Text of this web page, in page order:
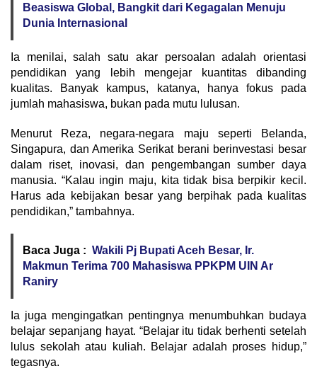
Beasiswa Global, Bangkit dari Kegagalan Menuju
Dunia Internasional
Ia menilai, salah satu akar persoalan adalah orientasi
pendidikan yang lebih mengejar kuantitas dibanding
kualitas. Banyak kampus, katanya, hanya fokus pada
jumlah mahasiswa, bukan pada mutu lulusan.
Menurut Reza, negara-negara maju seperti Belanda,
Singapura, dan Amerika Serikat berani berinvestasi besar
dalam riset, inovasi, dan pengembangan sumber daya
manusia. “Kalau ingin maju, kita tidak bisa berpikir kecil.
Harus ada kebijakan besar yang berpihak pada kualitas
pendidikan,” tambahnya.
Baca Juga : Wakili Pj Bupati Aceh Besar, Ir.
Makmun Terima 700 Mahasiswa PPKPM UIN Ar
Raniry
Ia juga mengingatkan pentingnya menumbuhkan budaya
belajar sepanjang hayat. “Belajar itu tidak berhenti setelah
lulus sekolah atau kuliah. Belajar adalah proses hidup,”
tegasnya.